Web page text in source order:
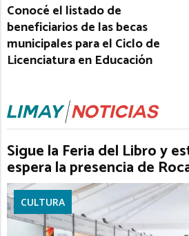
Conocé el listado de
beneficiarios de las becas
municipales para el Ciclo de
Licenciatura en Educación
Sigue la Feria del Libro y
espera la presencia de
CULTURA